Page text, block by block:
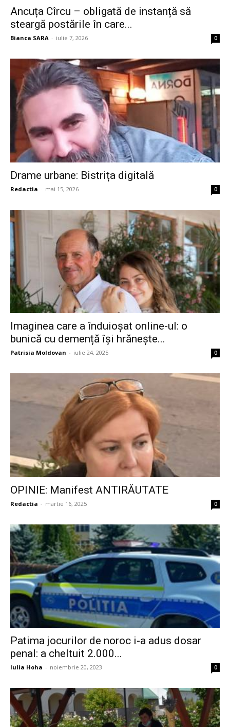
Ancuța Cîrcu – obligată de instanță să
steargă postările în care...
Bianca SARA - iulie 7, 2026 0
Drame urbane: Bistrița digitală
Redactia - mai 15, 2026 0
Imaginea care a înduioșat online-ul: o
bunică cu demență își hrănește...
Patrisia Moldovan - iulie 24, 2025 0
OPINIE: Manifest ANTIRĂUTATE
Redactia - martie 16, 2025 0
Patima jocurilor de noroc i-a adus dosar
penal: a cheltuit 2.000...
Iulia Hoha - noiembrie 20, 2023 0